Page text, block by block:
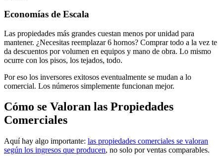
Economías de Escala
Las propiedades más grandes cuestan menos por unidad para
mantener. ¿Necesitas reemplazar 6 hornos? Comprar todo a la vez te
da descuentos por volumen en equipos y mano de obra. Lo mismo
ocurre con los pisos, los tejados, todo.
Por eso los inversores exitosos eventualmente se mudan a lo
comercial. Los números simplemente funcionan mejor.
Cómo se Valoran las Propiedades
Comerciales
Aquí hay algo importante: las propiedades comerciales se valoran
según los ingresos que producen, no solo por ventas comparables.